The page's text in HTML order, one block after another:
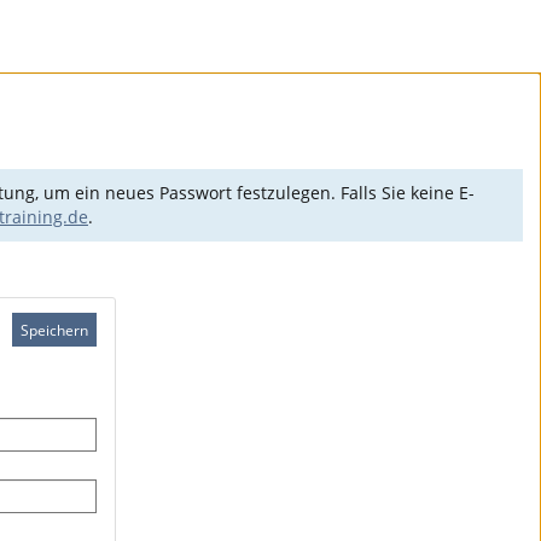
um ein neues Passwort festzulegen. Falls Sie keine E-
.
Speichern